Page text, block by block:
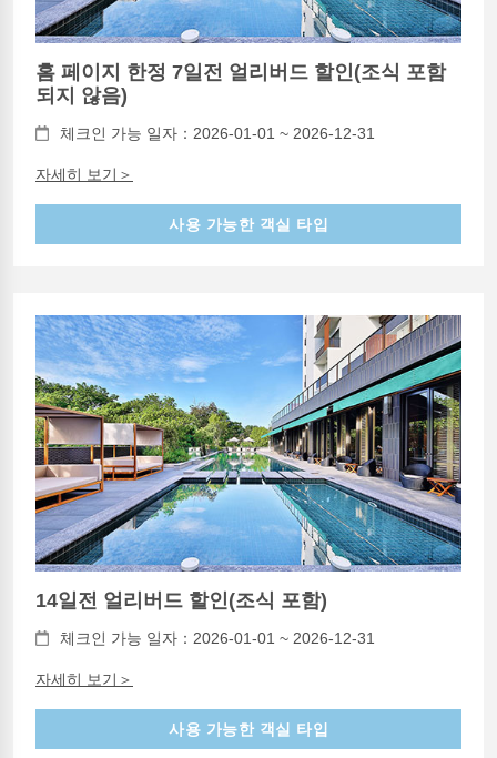
홈 페이지 한정 7일전 얼리버드 할인(조식 포함
되지 않음)
체크인 가능 일자：2026-01-01 ~ 2026-12-31
자세히 보기＞
사용 가능한 객실 타입
14일전 얼리버드 할인(조식 포함)
체크인 가능 일자：2026-01-01 ~ 2026-12-31
자세히 보기＞
사용 가능한 객실 타입